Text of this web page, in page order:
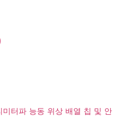
미터파 능동 위상 배열 칩 및 안